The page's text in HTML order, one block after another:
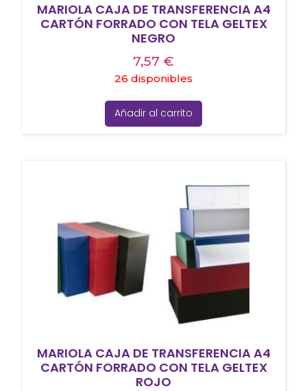
MARIOLA CAJA DE TRANSFERENCIA A4
CARTÓN FORRADO CON TELA GELTEX
NEGRO
7,57 €
26 disponibles
Añadir al carrito
MARIOLA CAJA DE TRANSFERENCIA A4
CARTÓN FORRADO CON TELA GELTEX
ROJO